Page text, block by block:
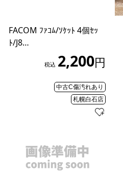
FACOM ﾌｧｺﾑ/ｿｹｯﾄ 4個ｾｯ
ﾄ/J8…
税込 2,200円
中古C傷汚れあり
札幌白石店